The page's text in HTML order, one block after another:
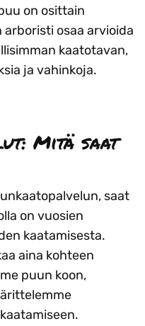
on osittain
osaa arvioida
kaatotavan,
ja vahinkoja.
Mitä saat
saat
on vuosien
kaatamisesta.
aina kohteen
puun koon,